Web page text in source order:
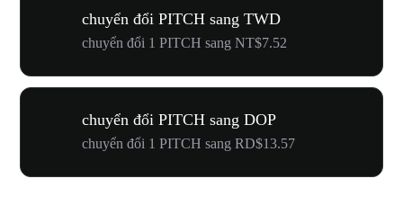
chuyển đổi PITCH sang TWD
chuyển đổi 1 PITCH sang NT$7.52
chuyển đổi PITCH sang DOP
chuyển đổi 1 PITCH sang RD$13.57